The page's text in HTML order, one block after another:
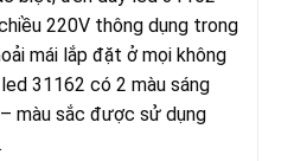
220V thông dụng trong
mái lắp đặt ở mọi không
31162 có 2 màu sáng
màu sắc được sử dụng